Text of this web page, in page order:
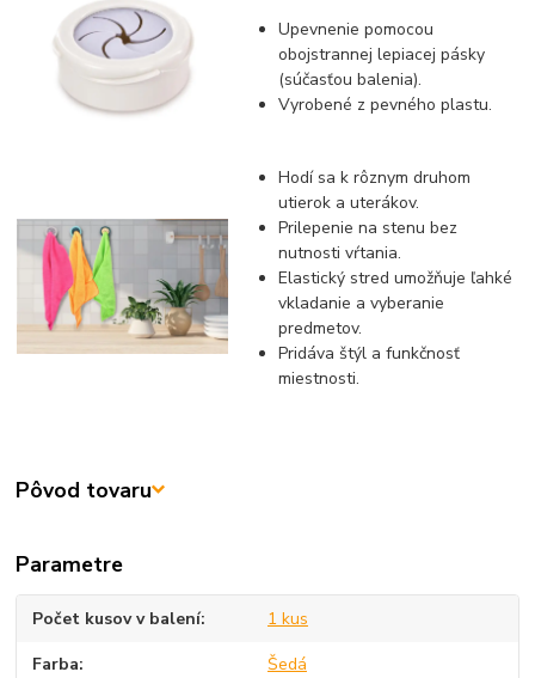
Upevnenie pomocou
obojstrannej lepiacej pásky
(súčasťou balenia).
Vyrobené z pevného plastu.
Hodí sa k rôznym druhom
utierok a uterákov.
Prilepenie na stenu bez
nutnosti vŕtania.
Elastický stred umožňuje ľahké
vkladanie a vyberanie
predmetov.
Pridáva štýl a funkčnosť
miestnosti.
Pôvod tovaru
Parametre
Počet kusov v balení 1 kus
Farba Šedá